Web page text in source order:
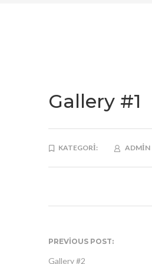
Gallery #1
KATEGORI: ADMIN
PREVIOUS POST:
Gallery #2